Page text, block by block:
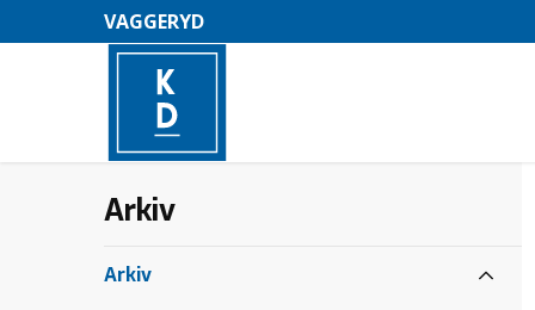
VAGGERYD
Arkiv
Arkiv
ha
på årsmöte
Välkommen
ha